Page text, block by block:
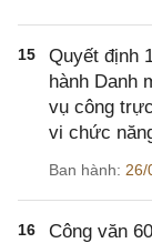
15
Quyết định
hành Danh
vụ công
vi chức
Ban hành: 26/
16
Công văn